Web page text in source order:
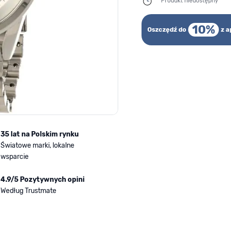
35 lat na Polskim rynku
Światowe marki, lokalne
wsparcie
4.9/5 Pozytywnych opini
Według Trustmate
Oszczędź do 10% z